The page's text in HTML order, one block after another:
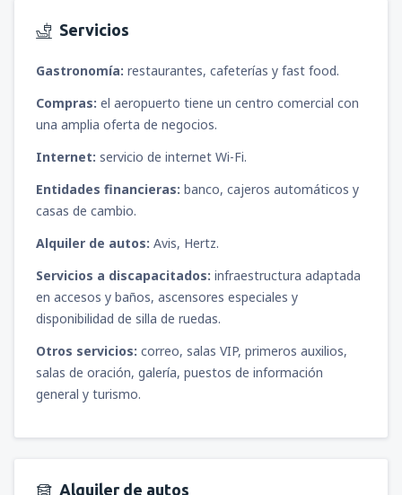
Servicios
Gastronomía: restaurantes, cafeterías y fast food.
Compras: el aeropuerto tiene un centro comercial con
una amplia oferta de negocios.
Internet: servicio de internet Wi-Fi.
Entidades financieras: banco, cajeros automáticos y
casas de cambio.
Alquiler de autos: Avis, Hertz.
Servicios a discapacitados: infraestructura adaptada
en accesos y baños, ascensores especiales y
disponibilidad de silla de ruedas.
Otros servicios: correo, salas VIP, primeros auxilios,
salas de oración, galería, puestos de información
general y turismo.
Alquiler de autos